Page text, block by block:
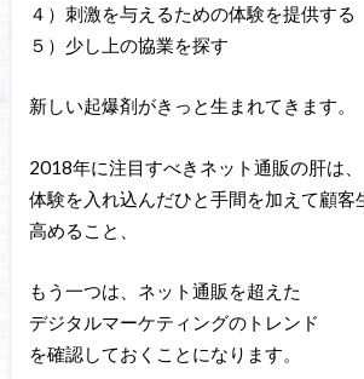
４）刺激を与えるための体験を提供する
５）少し上の協業を探す
新しい起爆剤がきっと生まれてきます。
2018年に注目すべきネット通販の肝は、
体験を入れ込んだひと手間を加えて顧客
高めること、
もう一つは、ネット通販を超えた
デジタルマーケティングのトレンド
を確認しておくことになります。